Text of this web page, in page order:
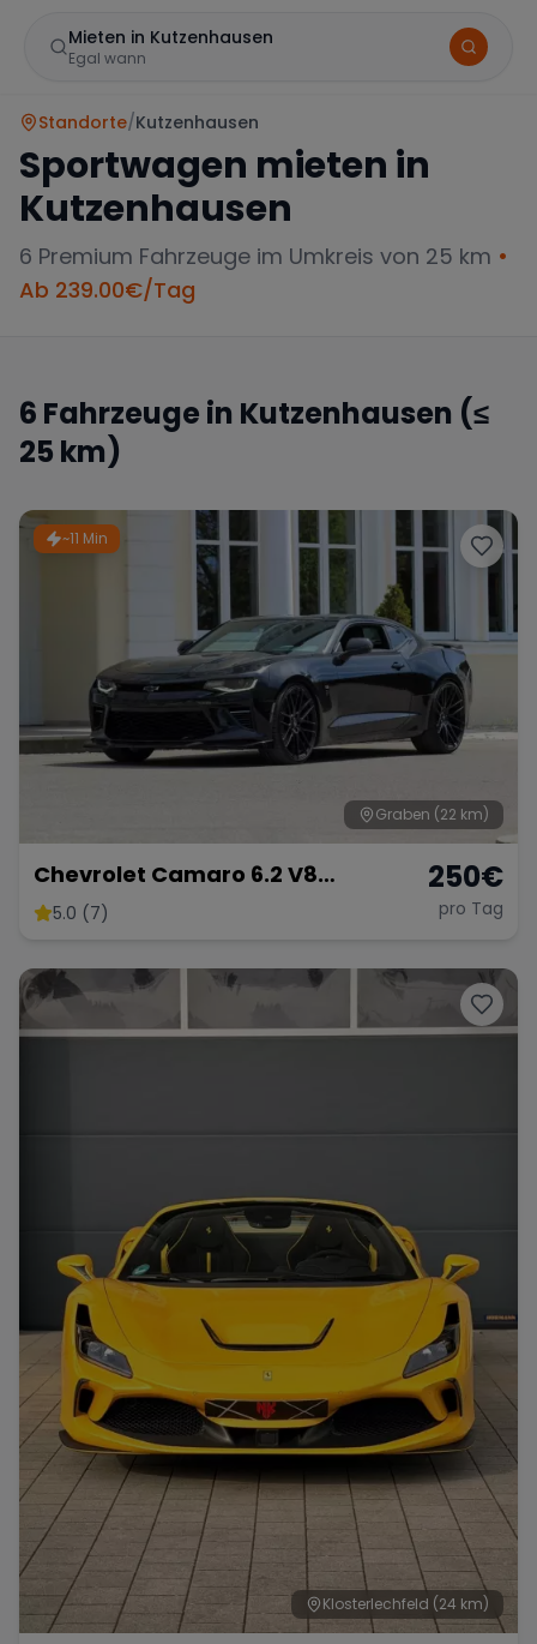
Mieten in Kutzenhausen
Egal wann
Mercedes
Lamborghini Ferrari
McLaren Ford Jaguar
Dodge
Zeitraum wählen
Standorte/Kutzenhausen
Sportwagen mieten in
Kutzenhausen
6 Premium Fahrzeuge im Umkreis von 25 km •
Ab 239.00€/Tag
6 Fahrzeuge in Kutzenhausen (≤
25 km)
~11 Min
Graben (22 km)
Chevrolet Camaro 6.2 V8
Customkingz
5.0 (7)
250€
pro Tag
Klosterlechfeld (24 km)